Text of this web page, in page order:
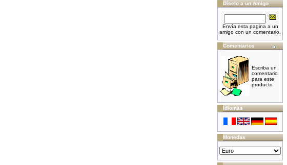
Díselo a un Amigo
Envía esta pagina a un
amigo con un comentario.
Comentarios
Escriba un
comentario
para este
producto
Idiomas
Monedas